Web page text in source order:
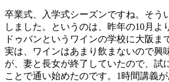
卒業式、入学式シーズンですね。そう
しました。というのは、昨年の10月よ
ドゥバンというワインの学校に大阪ま
実は、ワインはあまり飲まないので興
が、妻と長女が終了していたので、試
ことで通い始めたのです。1時間講義